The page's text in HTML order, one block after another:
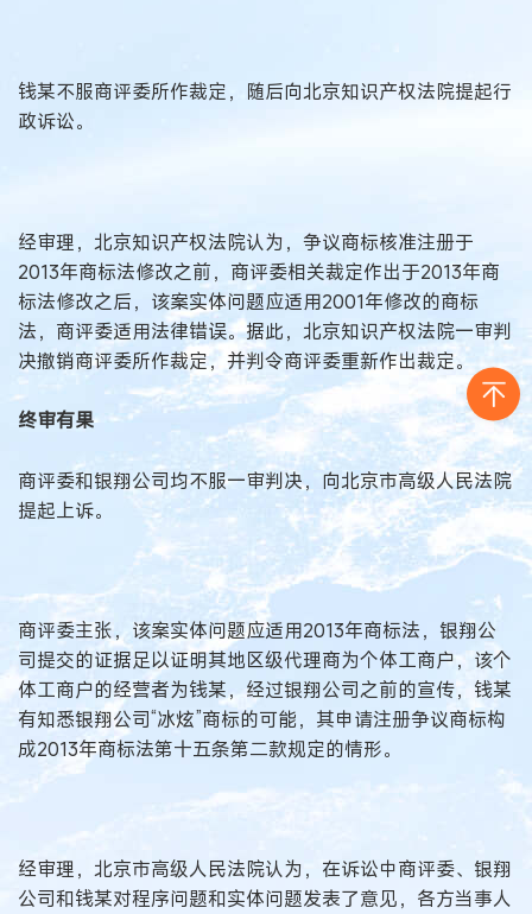
钱某不服商评委所作裁定，随后向北京知识产权法院提起行
政诉讼。
经审理，北京知识产权法院认为，争议商标核准注册于
2013年商标法修改之前，商评委相关裁定作出于2013年商
标法修改之后，该案实体问题应适用2001年修改的商标
法，商评委适用法律错误。据此，北京知识产权法院一审判
决撤销商评委所作裁定，并判令商评委重新作出裁定。
终审有果
商评委和银翔公司均不服一审判决，向北京市高级人民法院
提起上诉。
商评委主张，该案实体问题应适用2013年商标法，银翔公
司提交的证据足以证明其地区级代理商为个体工商户，该个
体工商户的经营者为钱某，经过银翔公司之前的宣传，钱某
有知悉银翔公司“冰炫”商标的可能，其申请注册争议商标构
成2013年商标法第十五条第二款规定的情形。
经审理，北京市高级人民法院认为，在诉讼中商评委、银翔
公司和钱某对程序问题和实体问题发表了意见，各方当事人